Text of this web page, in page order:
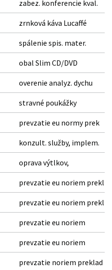
zabez. konferencie kval.
zrnková káva Lucaffé
spálenie spis. mater.
obal Slim CD/DVD
overenie analyz. dychu
stravné poukážky
prevzatie eu normy prek
konzult. služby, implem.
oprava výtlkov,
prevzatie eu noriem prekl
prevzatie eu noriem prekl
prevzatie eu noriem
prevzatie eu noriem
prevzatie noriem preklad